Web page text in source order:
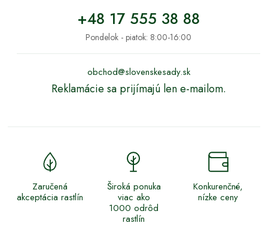
+48 17 555 38 88
Pondelok - piatok: 8:00-16:00
obchod@slovenskesady.sk
Reklamácie sa prijímajú len e-mailom.
Zaručená
akceptácia rastlín
Široká ponuka
viac ako
1000 odrôd
rastlín
Konkurenčné,
nízke ceny